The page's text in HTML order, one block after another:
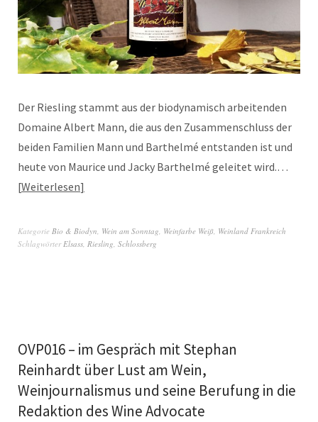
Der Riesling stammt aus der biodynamisch arbeitenden
Domaine Albert Mann, die aus den Zusammenschluss der
beiden Familien Mann und Barthelmé entstanden ist und
heute von Maurice und Jacky Barthelmé geleitet wird.…
Weiterlesen
Kategorie Bio & Biodyn, Wein am Sonntag, Weinfarbe Weiß, Weinland Frankreich
SchlagwörterElsass, Riesling, Schlossberg
OVP016 – im Gespräch mit Stephan
Reinhardt über Lust am Wein,
Weinjournalismus und seine Berufung in die
Redaktion des Wine Advocate